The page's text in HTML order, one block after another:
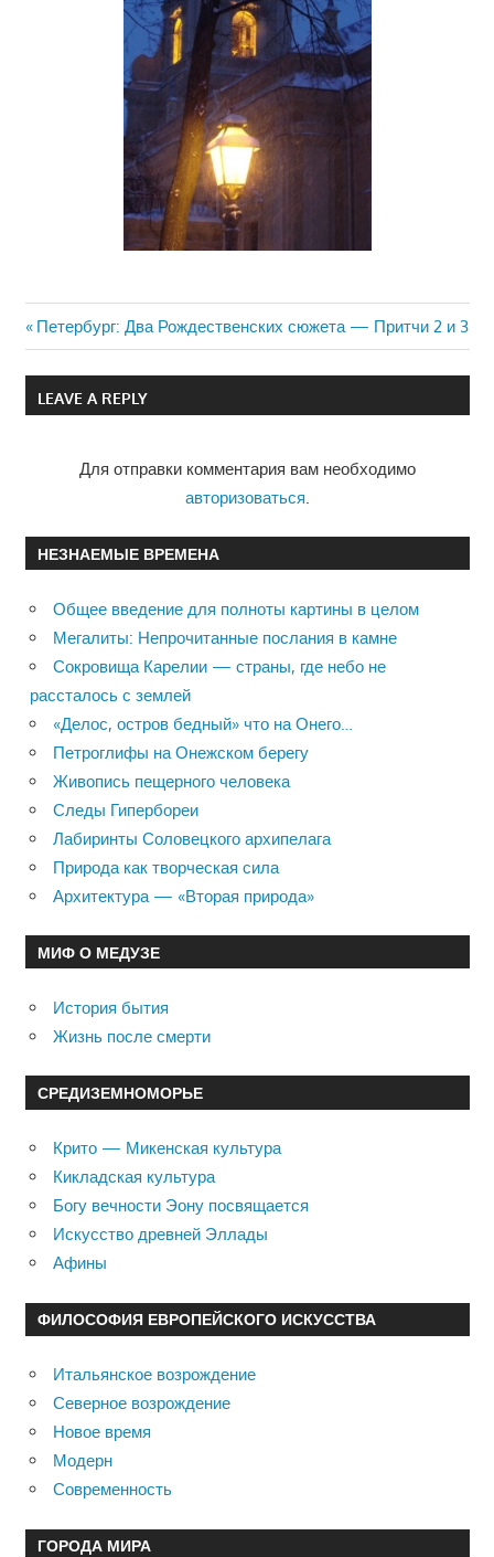
Навигация
по
Previous
Post:
Петербург: Два Рождественских сюжета — Притчи 2 и 3
LEAVE A REPLY
Для отправки комментария вам необходимо
авторизоваться
НЕЗНАЕМЫЕ ВРЕМЕНА
Общее введение для полноты картины в целом
Мегалиты: Непрочитанные послания в камне
Сокровища Карелии — страны, где небо не
рассталось с землей
«Делос, остров бедный» что на Онего…
Петроглифы на Онежском берегу
Живопись пещерного человека
Следы Гипербореи
Лабиринты Соловецкого архипелага
Природа как творческая сила
Архитектура — «Вторая природа»
МИФ О МЕДУЗЕ
История бытия
Жизнь после смерти
СРЕДИЗЕМНОМОРЬЕ
Крито — Микенская культура
Кикладская культура
Богу вечности Эону посвящается
Искусство древней Эллады
Афины
ФИЛОСОФИЯ ЕВРОПЕЙСКОГО ИСКУССТВА
Итальянское возрождение
Северное возрождение
Новое время
Модерн
Современность
ГОРОДА МИРА